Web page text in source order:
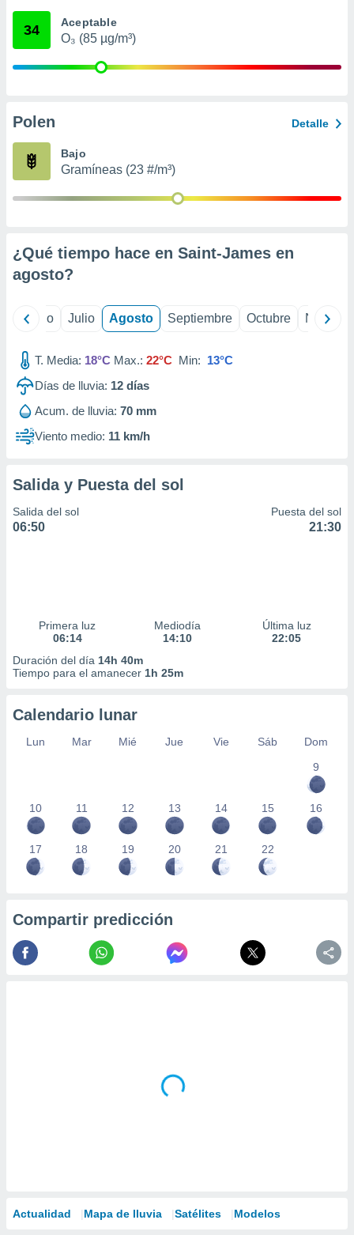
mediante
publicidad
de
34 Aceptable
O₃ (85 µg/m³)
Polen Detalle
Bajo
Gramíneas (23 #/m³)
¿Qué tiempo hace en Saint-James en
agosto?
Junio Julio Agosto Septiembre Octubre
T. Media: 18°C Max.: 22°C Min: 13°C
Días de lluvia: 12 días
Acum. de lluvia: 70 mm
Viento medio: 11 km/h
Salida y Puesta del sol
Salida del sol
06:50
Puesta del sol
21:30
Primera luz
06:14
Mediodía
14:10
Última luz
22:05
Duración del día 14h 40m
Tiempo para el amanecer 1h 25m
Calendario lunar
Lun Mar Mié Jue Vie Sáb
Dom
9
10 11 12 13 14 15 16
17 18 19 20 21 22
Compartir predicción
Actualidad Mapa de lluvia Satélites Modelos